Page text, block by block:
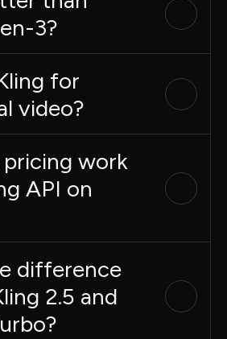
3?
for
video?
work
API on
difference
2.5 and